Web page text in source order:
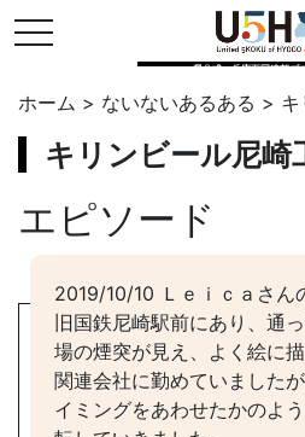
toggle navigation
県公式・兵庫五国連邦プ
ホーム > ないないあるある >
キリンビール尼崎
エピソード
2019/10/10 Ｌｅｉｃａさん
旧国鉄尼崎駅前にあり、通
場の煙突が見え、よく絵に
関連会社に勤めていました
イミングをあわせたかのよ